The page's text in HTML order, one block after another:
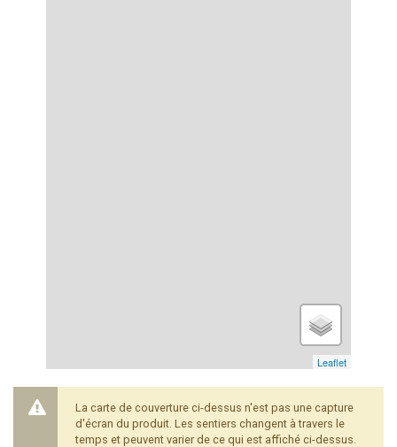
Leaflet
La carte de couverture ci-dessus n'est pas une capture
d'écran du produit. Les sentiers changent à travers le
temps et peuvent varier de ce qui est affiché ci-dessus.